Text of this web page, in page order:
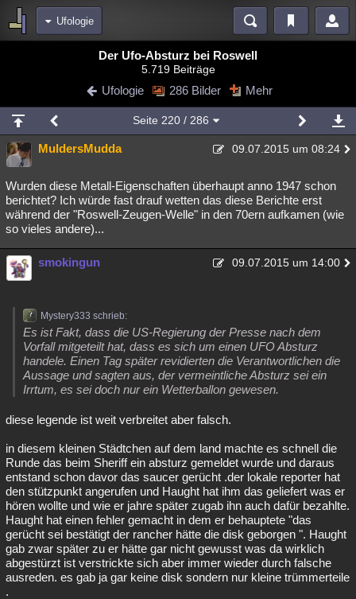
Ufologie
Blogs Videos
Chat Wiki Neuigkeiten
meine Rubriken
Menschen Wissenschaft Mystery Kriminalfälle
Spiritualität Verschwörungen Technologie Ufologie
Natur Umfragen Unterhaltung
Philosophie Träume Esoterik Literatur
Musik Clash Verbesserungen Allmystery English
Übersichten
Besucht Teilgenommen Alle Neue Geschlossen
Der Ufo-Absturz bei Roswell
5.719 Beiträge
Ufologie 286 Bilder Mehr
Seite 220/ 286
MuldersMudda 09.07.2015 um 08:24
Wurden diese Metall-Eigenschaften überhaupt anno 1947 schon
berichtet? Ich würde fast drauf wetten das diese Berichte erst
während der "Roswell-Zeugen-Welle" in den 70ern aufkamen (wie
so vieles andere)...
smokingun 09.07.2015 um 14:00
Mystery333 schrieb:
Es ist Fakt, dass die US-Regierung der Presse nach dem
Vorfall mitgeteilt hat, dass es sich um einen UFO Absturz
handele. Einen Tag später revidierten die Verantwortlichen die
Aussage und sagten aus, der vermeintliche Absturz sei ein
Irrtum, es sei doch nur ein Wetterballon gewesen.
diese legende ist weit verbreitet aber falsch.
in diesem kleinen Städtchen auf dem land machte es schnell die
Runde das beim Sheriff ein absturz gemeldet wurde und daraus
entstand schon davor das saucer gerücht .der lokale reporter hat
den stützpunkt angerufen und Haught hat ihm das geliefert was er
hören wollte und wie er jahre später zugab ihn auch dafür bezahlte.
Haught hat einen fehler gemacht in dem er behauptete "das
gerücht sei bestätigt der rancher hätte die disk geborgen ". Haught
gab zwar später zu er hätte gar nicht gewusst was da wirklich
abgestürzt ist verstrickte sich aber immer wieder durch falsche
ausreden. es gab ja gar keine disk sondern nur kleine trümmerteile
.